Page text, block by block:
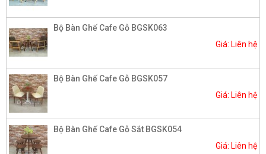
Bộ Bàn Ghế Cafe Gỗ BGSK063
Giá: Liên hệ
Bộ Bàn Ghế Cafe Gỗ BGSK057
Giá: Liên hệ
Bộ Bàn Ghế Cafe Gỗ Sắt BGSK054
Giá: Liên hệ